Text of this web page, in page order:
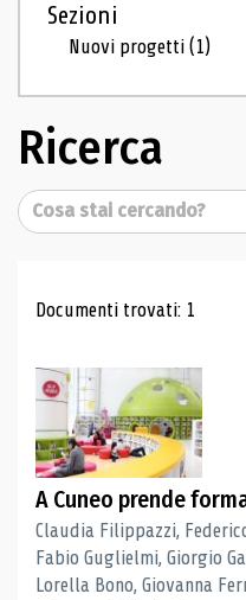
Sezioni
Nuovi progetti(1)
Ricerca
Cerca
Risultati di
Documenti trovati: 1
A Cuneo prende
Claudia Filippazzi,
Fabio Guglielmi, Giorgio
Lorella Bono, Giovanna